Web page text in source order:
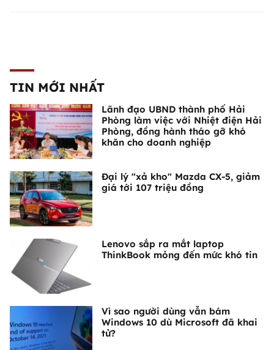
TIN MỚI NHẤT
Lãnh đạo UBND thành phố Hải
Phòng làm việc với Nhiệt điện Hải
Phòng, đồng hành tháo gỡ khó
khăn cho doanh nghiệp
Đại lý "xả kho" Mazda CX-5, giảm
giá tới 107 triệu đồng
Lenovo sắp ra mắt laptop
ThinkBook mỏng đến mức khó tin
Vì sao người dùng vẫn bám
Windows 10 dù Microsoft đã khai
tử?